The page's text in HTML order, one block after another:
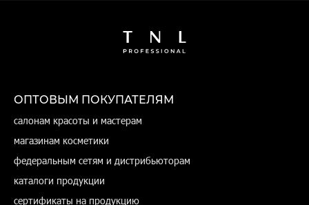
ОПТОВЫМ ПОКУПАТЕЛЯМ
салонам красоты и мастерам
магазинам косметики
федеральным сетям и дистрибьюторам
каталоги продукции
сертификаты на продукцию